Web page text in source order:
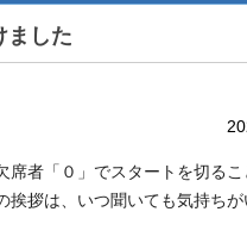
ました
席者「０」でスタートを切るこ
挨拶は、いつ聞いても気持ち